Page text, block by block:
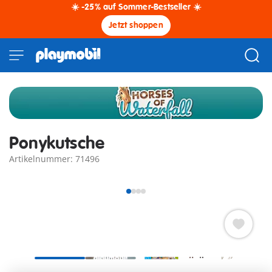
☀️ -25% auf Sommer-Bestseller ☀️
Jetzt shoppen
Ponykutsche
Artikelnummer: 71496